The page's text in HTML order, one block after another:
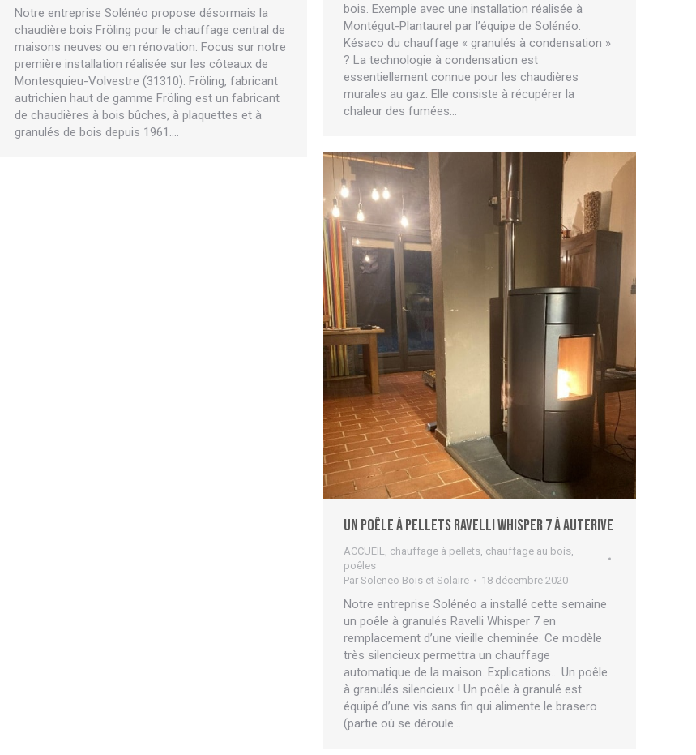
bois. Exemple avec une installation réalisée à
Montégut-Plantaurel par l’équipe de Solénéo.
Késaco du chauffage « granulés à condensation »
? La technologie à condensation est
essentiellement connue pour les chaudières
murales au gaz. Elle consiste à récupérer la
chaleur des fumées…
Notre entreprise Solénéo propose désormais la
chaudière bois Fröling pour le chauffage central de
maisons neuves ou en rénovation. Focus sur notre
première installation réalisée sur les côteaux de
Montesquieu-Volvestre (31310). Fröling, fabricant
autrichien haut de gamme Fröling est un fabricant
de chaudières à bois bûches, à plaquettes et à
granulés de bois depuis 1961.…
Un poêle à pellets Ravelli Whisper 7 à Auterive
ACCUEIL, chauffage à pellets, chauffage au bois,
poêles
Par Soleneo Bois et Solaire 18 décembre 2020
Notre entreprise Solénéo a installé cette semaine
un poêle à granulés Ravelli Whisper 7 en
remplacement d’une vieille cheminée. Ce modèle
très silencieux permettra un chauffage
automatique de la maison. Explications… Un poêle
à granulés silencieux ! Un poêle à granulé est
équipé d’une vis sans fin qui alimente le brasero
(partie où se déroule…